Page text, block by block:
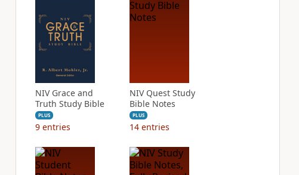
NIV Grace and
Truth Study Bible
PLUS
9 entries
NIV Quest Study
Bible Notes
PLUS
14 entries